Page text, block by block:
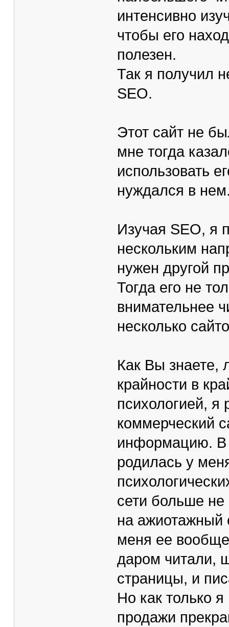
интенсивно
чтобы его
полезен.
Так я получил
SEO.
Этот сайт не
мне тогда
использовать
нуждался в
Изучая SEO, я
нескольким
нужен другой
Тогда его не
внимательнее
несколько
Как Вы знаете,
крайности в
психологией, я
коммерческий
информацию. В
родилась у
сети больше не
на ажиотажный
меня ее
даром читали,
страницы, и
Но как только
продажи